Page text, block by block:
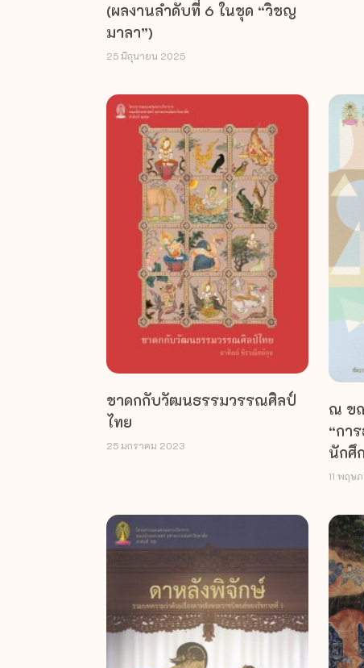
(ผลงานลำดับที่ 6 ในชุด “วิชญ
มาลา”)
25 มิถุนายน 2025
ชาดกกับวัฒนธรรมวรรณศิลป์
ไทย
25 มกราคม 2023
ณ ข
“กา
นักศึ
11 พฤษ